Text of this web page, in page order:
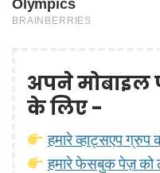
अपने मोबाइल
के लिए -
हमारे व्हाट्सएप ग्रुप
हमारे फेसबुक पेज़ को